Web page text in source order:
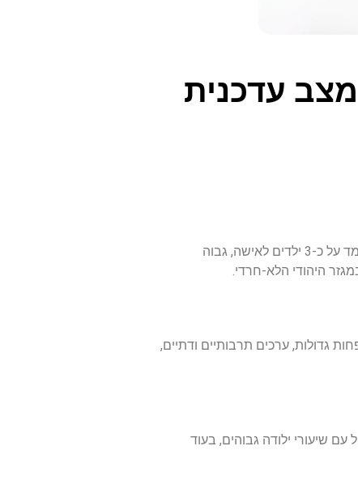
ישראל ממשיכה להיות מהמדינות המובילות בעולם המערבי בשיעור הילודה. בשנת 2024, שיעור הפריון הכולל עומד על כ-3 ילדים לאישה, גבוה
גדולות, ערכים תרבותיים ודתיים,
עם שיעורי ילודה גבוהים, בעוד